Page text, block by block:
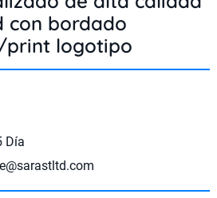
con bordado
print logotipo
Día